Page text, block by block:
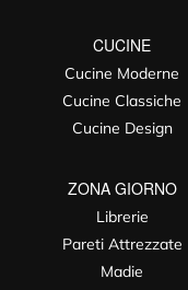
CUCINE
Cucine Moderne
Cucine Classiche
Cucine Design
ZONA GIORNO
Librerie
Pareti Attrezzate
Madie